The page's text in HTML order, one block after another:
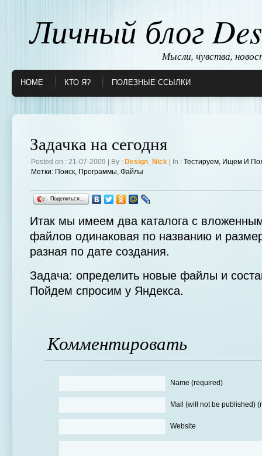
Личный блог
Мысли, чувства,
HOME КТО Я? ПОЛЕЗНЫЕ ССЫЛКИ
Задачка на сегодня
Posted on : 21-07-2009 | By : Design_Nick | In : Тестируем, Ищем И
Метки: Поиск, Программы, Файлы
Поделиться…
Итак мы имеем два каталога с
файлов одинаковая по названию и
разная по дате создания.
Задача: определить новые файлы и
Пойдем спросим у Яндекса.
Комментировать
Name (required)
Mail (will not be published)
Website